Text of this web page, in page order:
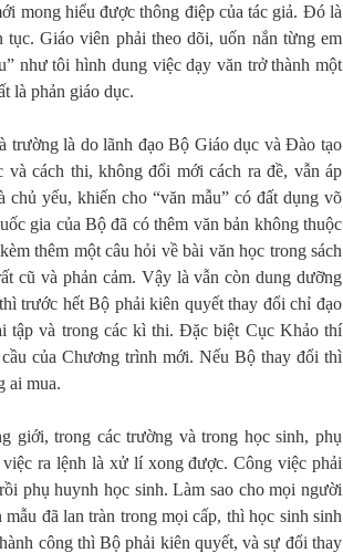
mong hiểu được thông điệp của tác giả. Đó là
Giáo viên phải theo dõi, uốn nắn từng em
như tôi hình dung việc dạy văn trở thành một
là phản giáo dục.
trường là do lãnh đạo Bộ Giáo dục và Đào tạo
cách thi, không đổi mới cách ra đề, vẫn áp
chủ yếu, khiến cho “văn mẫu” có đất dụng võ
gia của Bộ đã có thêm văn bản không thuộc
thêm một câu hỏi về bài văn học trong sách
cũ và phản cảm. Vậy là vẫn còn dung dưỡng
trước hết Bộ phải kiên quyết thay đổi chỉ đạo
tập và trong các kì thi. Đặc biệt Cục Khảo thí
của Chương trình mới. Nếu Bộ thay đổi thì
ai mua.
giới, trong các trường và trong học sinh, phụ
ra lệnh là xử lí xong được. Công việc phải
phụ huynh học sinh. Làm sao cho mọi người
đã lan tràn trong mọi cấp, thì học sinh sinh
công thì Bộ phải kiên quyết, và sự đổi thay